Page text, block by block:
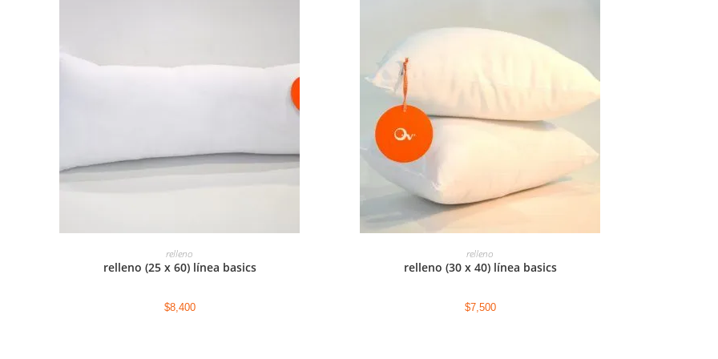
AGREGAR AL CARRITO
relleno
relleno (25 x 60) línea basics
$8,400
AGREGAR AL CARRITO
relleno
relleno (30 x 40) línea basics
$7,500